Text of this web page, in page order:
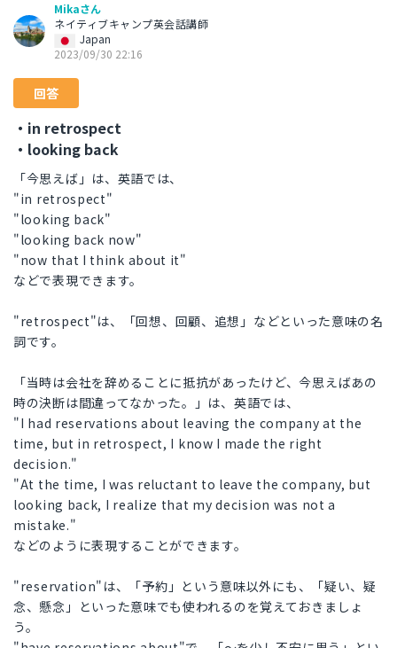
Mikaさん
ネイティブキャンプ英会話講師
Japan
2023/09/30 22:16
回答
・in retrospect
・looking back
「今思えば」は、英語では、
"in retrospect"
"looking back"
"looking back now"
"now that I think about it"
などで表現できます。
"retrospect"は、「回想、回顧、追想」などといった意味の名
詞です。
「当時は会社を辞めることに抵抗があったけど、今思えばあの
時の決断は間違ってなかった。」は、英語では、
"I had reservations about leaving the company at the
time, but in retrospect, I know I made the right
decision."
"At the time, I was reluctant to leave the company, but
looking back, I realize that my decision was not a
mistake."
などのように表現することができます。
"reservation"は、「予約」という意味以外にも、「疑い、疑
念、懸念」といった意味でも使われるのを覚えておきましょ
う。